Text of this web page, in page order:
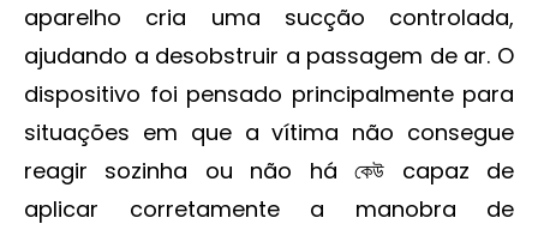
aparelho cria uma sucção controlada,
ajudando a desobstruir a passagem de ar. O
dispositivo foi pensado principalmente para
situações em que a vítima não consegue
reagir sozinha ou não há কেউ capaz de
aplicar corretamente a manobra de